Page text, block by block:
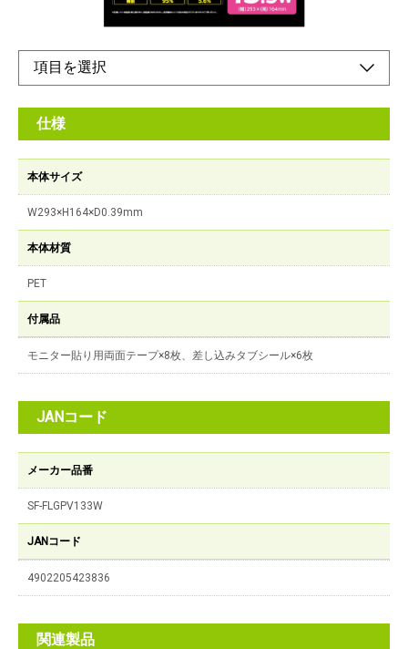
シールが2種類ついています。
仕様
本体サイズ
W293×H164×D0.39mm
本体材質
PET
付属品
モニター貼り用両面テープ×8枚、差し込みタブシール×6枚
JANコード
メーカー品番
SF-FLGPV133W
JANコード
4902205423836
関連製品